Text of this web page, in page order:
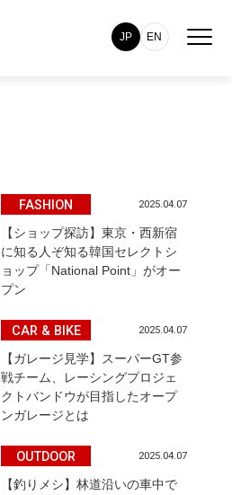
JP EN
FASHION 2025.04.07
【ショップ探訪】東京・西新宿
に知る人ぞ知る韓国セレクトシ
ョップ「National Point」がオー
プン
CAR & BIKE 2025.04.07
【ガレージ見学】スーパーGT参
戦チーム、レーシングプロジェ
クトバンドウが目指したオープ
ンガレージとは
OUTDOOR 2025.04.07
【釣りメシ】林道沿いの車中で